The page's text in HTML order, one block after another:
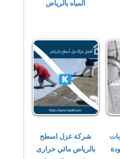
المياه بالرياض
شركة عزل اسطح
بالرياض مائي حرارى